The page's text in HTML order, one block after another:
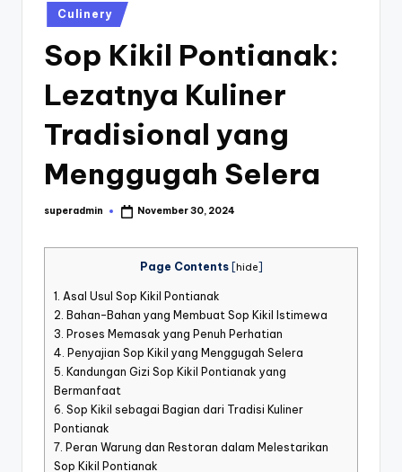
Posted
in
Culinery
Sop Kikil Pontianak:
Lezatnya Kuliner
Tradisional yang
Menggugah Selera
Posted
superadmin November 30, 2024
Page Contents hide
1. Asal Usul Sop Kikil Pontianak
2. Bahan-Bahan yang Membuat Sop Kikil Istimewa
3. Proses Memasak yang Penuh Perhatian
4. Penyajian Sop Kikil yang Menggugah Selera
5. Kandungan Gizi Sop Kikil Pontianak yang
Bermanfaat
6. Sop Kikil sebagai Bagian dari Tradisi Kuliner
Pontianak
7. Peran Warung dan Restoran dalam Melestarikan
Sop Kikil Pontianak